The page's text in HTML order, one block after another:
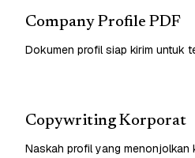
Company Profile PDF
Dokumen profil siap kirim untuk
Copywriting Korporat
Naskah profil yang menonjolkan